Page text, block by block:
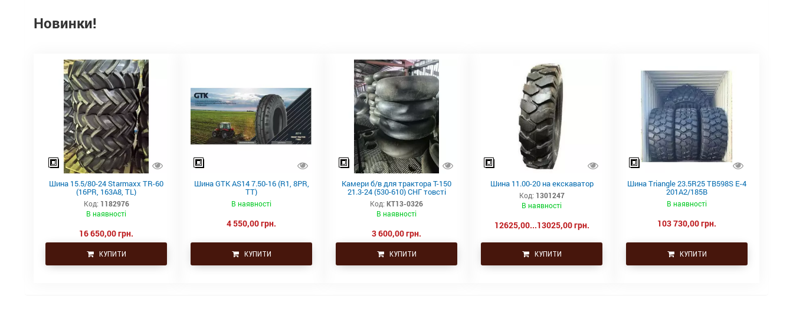
Новинки!
Шина 15.5/80-24 Starmaxx TR-60
(16PR, 163A8, TL)
Код: 1182976
В наявності
16 650,00 грн.
КУПИТИ
Шина GTK AS14 7.50-16 (R1, 8PR,
TT)
В наявності
4 550,00 грн.
КУПИТИ
Камери б/в для трактора Т-150
21.3-24 (530-610) СНГ товсті
Код: КТ13-0326
В наявності
3 600,00 грн.
КУПИТИ
Шина 11.00-20 на екскаватор
Код: 1301247
В наявності
12625,00...13025,00 грн.
КУПИТИ
Шина Triangle 23.5R25 TB598S E-4
201A2/185B
В наявності
103 730,00 грн.
КУПИТИ